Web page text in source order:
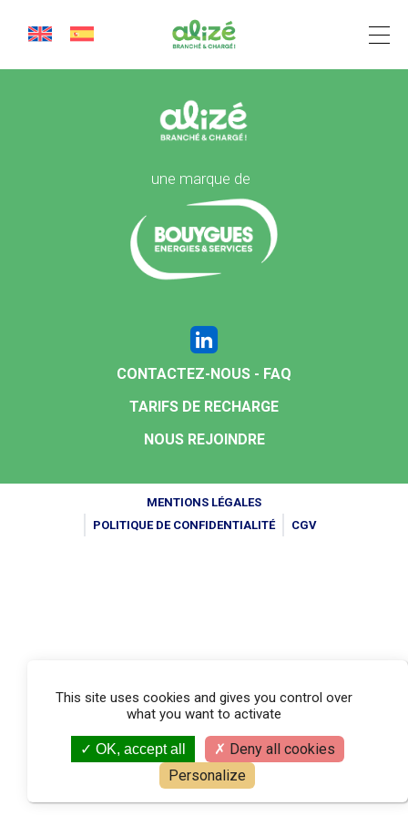
une marque de
CONTACTEZ-NOUS - FAQ
TARIFS DE RECHARGE
NOUS REJOINDRE
MENTIONS LÉGALES
POLITIQUE DE CONFIDENTIALITÉ
CGV
This site uses cookies and gives you control over
what you want to activate
OK, accept all
Deny all cookies
Personalize